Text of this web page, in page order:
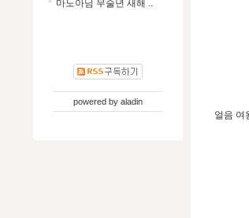
얼음 여
마노아님 무술년 새해 ..
powered by aladin